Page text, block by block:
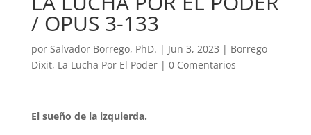
/ OPUS 3-133
por Salvador Borrego, PhD. | Jun 3, 2023 | Borrego
Dixit, La Lucha Por El Poder| 0 Comentarios
El sueño de la izquierda.